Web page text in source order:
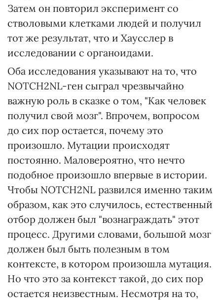
Затем он повторил эксперимент со
стволовыми клетками людей и получил
тот же результат, что и Хаусслер в
исследовании с органоидами.
Оба исследования указывают на то, что
NOTCH2NL-ген сыграл чрезвычайно
важную роль в сказке о том, "Как человек
получил свой мозг". Впрочем, вопросом
до сих пор остается, почему это
произошло. Мутации происходят
постоянно. Маловероятно, что нечто
подобное произошло впервые в истории.
Чтобы NOTCH2NL развился именно таким
образом, как это случилось, естественный
отбор должен был "вознаграждать" этот
процесс. Другими словами, большой мозг
должен был быть полезным в том
контексте, в котором произошла мутация.
Но что это за контекст такой, до сих пор
остается неизвестным. Несмотря на то,